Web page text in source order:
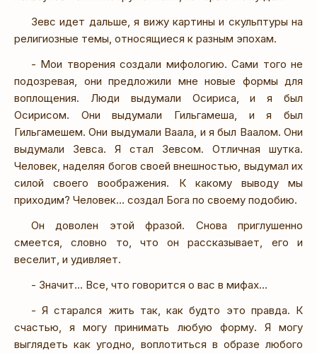
Зевс идет дальше, я вижу картины и скульптуры на
религиозные темы, относящиеся к разным эпохам.
- Мои творения создали мифологию. Сами того не
подозревая, они предложили мне новые формы для
воплощения. Люди выдумали Осириса, и я был
Осирисом. Они выдумали Гильгамеша, и я был
Гильгамешем. Они выдумали Ваала, и я был Ваалом. Они
выдумали Зевса. Я стал Зевсом. Отличная шутка.
Человек, наделяя богов своей внешностью, выдумал их
силой своего воображения. К какому выводу мы
приходим? Человек… создал Бога по своему подобию.
Он доволен этой фразой. Снова приглушенно
смеется, словно то, что он рассказывает, его и
веселит, и удивляет.
- Значит… Все, что говорится о вас в мифах…
- Я старался жить так, как будто это правда. К
счастью, я могу принимать любую форму. Я могу
выглядеть как угодно, воплотиться в образе любого